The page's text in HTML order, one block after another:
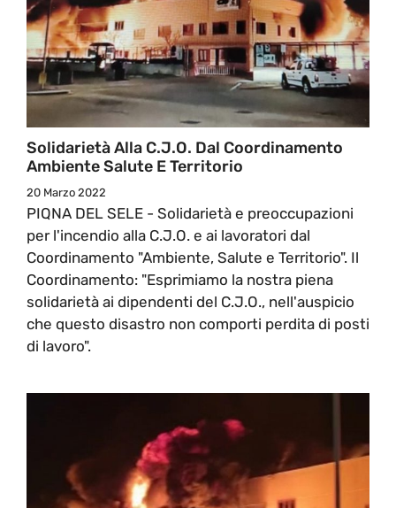
Solidarietà Alla C.J.O. Dal Coordinamento
Ambiente Salute E Territorio
20 Marzo 2022
PIQNA DEL SELE - Solidarietà e preoccupazioni
per l'incendio alla C.J.O. e ai lavoratori dal
Coordinamento "Ambiente, Salute e Territorio". Il
Coordinamento: "Esprimiamo la nostra piena
solidarietà ai dipendenti del C.J.O., nell'auspicio
che questo disastro non comporti perdita di posti
di lavoro".